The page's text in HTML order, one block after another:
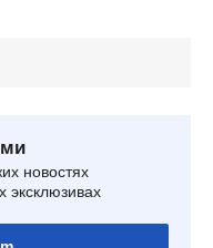
новостях
эксклюзивах